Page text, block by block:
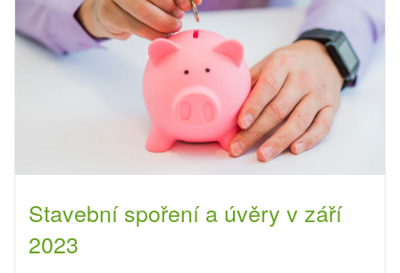
Stavební spoření a úvěry v září
2023